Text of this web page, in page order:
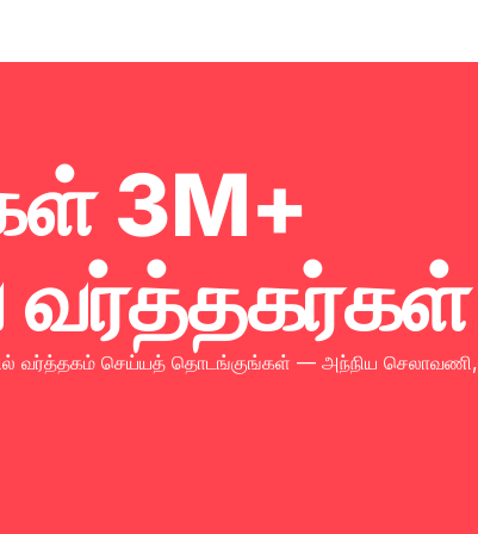
3M+
வர்த்தகர்கள்
வர்த்தகம் செய்யத் தொடங்குங்கள் — அந்நிய செலாவணி,